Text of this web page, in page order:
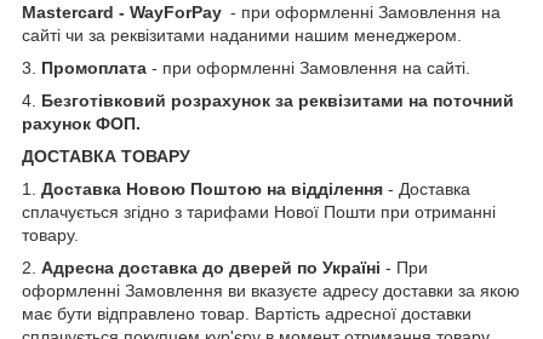
Mastercard - WayForPay - при оформленні Замовлення на
сайті чи за реквізитами наданими нашим менеджером.
3. Промоплата - при оформленні Замовлення на сайті.
4. Безготівковий розрахунок за реквізитами на поточний
рахунок ФОП.
ДОСТАВКА ТОВАРУ
1.
Доставка Новою Поштою на відділення - Доставка
сплачується згідно з тарифами Нової Пошти при отриманні
товару.
2. Адресна доставка до дверей по Україні - При
оформленні Замовлення ви вказуєте адресу доставки за якою
має бути відправлено товар. Вартість адресної доставки